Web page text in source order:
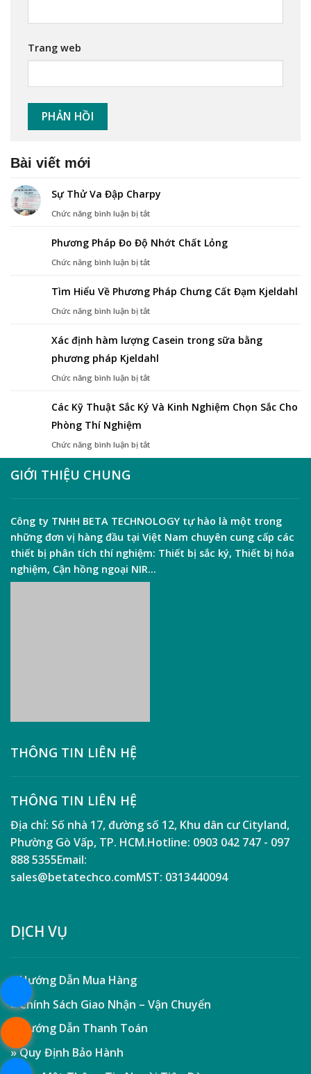
Trang web
Bài viết mới
Sự Thử Va Đập Charpy
Chức năng bình luận bị tắtở
Va
Đập
Phương Pháp Đo Độ Nhớt Chất Lỏng
Chức năng bình luận bị tắtở
Đo
Độ
Lỏng
Tìm Hiểu Về Phương Pháp Chưng Cất Đạm Kjeldahl
Chức năng bình luận bị tắtở
Về
Phương
Chưng
Đạm
Xác định hàm lượng Casein trong sữa bằng
phương pháp Kjeldahl
Chức năng bình luận bị tắtở
hàm
trong
sữa
Các Kỹ Thuật Sắc Ký Và Kinh Nghiệm Chọn Sắc Cho
Phòng Thí Nghiệm
Chức năng bình luận bị tắtở
Kinh
Nghiệm
Chọn
Cho
GIỚI THIỆU CHUNG
Công ty TNHH BETA TECHNOLOGY tự hào là một trong
những đơn vị hàng đầu tại Việt Nam chuyên cung cấp các
thiết bị phân tích thí nghiệm: Thiết bị sắc ký, Thiết bị hóa
nghiệm, Cận hồng ngoại NIR…
THÔNG TIN LIÊN HỆ
THÔNG TIN LIÊN HỆ
Địa chỉ: Số nhà 17, đường số 12, Khu dân cư Cityland,
Phường Gò Vấp, TP. HCM.Hotline: 0903 042 747 - 097
888 5355Email:
sales@betatechco.comMST: 0313440094
DỊCH VỤ
» Hướng Dẫn Mua Hàng
» Chính Sách Giao Nhận – Vận Chuyển
» Hướng Dẫn Thanh Toán
» Quy Định Bảo Hành